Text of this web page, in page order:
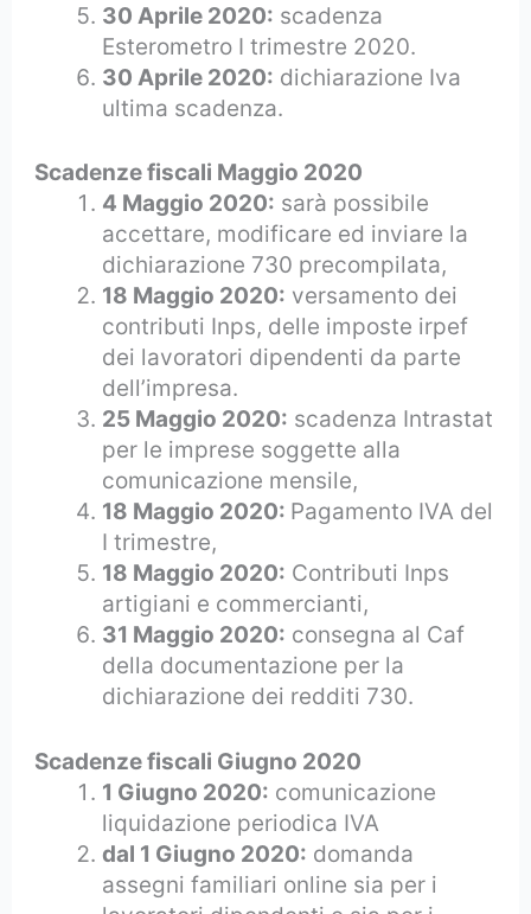
30 Aprile 2020: scadenza
Esterometro I trimestre 2020.
30 Aprile 2020: dichiarazione Iva
ultima scadenza.
Scadenze fiscali Maggio 2020
4 Maggio 2020: sarà possibile
accettare, modificare ed inviare la
dichiarazione 730 precompilata,
18 Maggio 2020: versamento dei
contributi Inps, delle imposte irpef
dei lavoratori dipendenti da parte
dell’impresa.
25 Maggio 2020: scadenza Intrastat
per le imprese soggette alla
comunicazione mensile,
18 Maggio 2020: Pagamento IVA del
I trimestre,
18 Maggio 2020: Contributi Inps
artigiani e commercianti,
31 Maggio 2020: consegna al Caf
della documentazione per la
dichiarazione dei redditi 730.
Scadenze fiscali Giugno 2020
1 Giugno 2020: comunicazione
liquidazione periodica IVA
dal 1 Giugno 2020: domanda
assegni familiari online sia per i